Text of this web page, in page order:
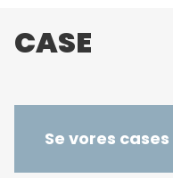
CASE
Se vores cases